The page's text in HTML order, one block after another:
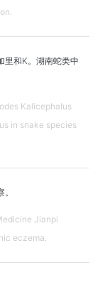
里和K。湖南蛇类中
Kalicephalus
in snake species
Jianpi
eczema.